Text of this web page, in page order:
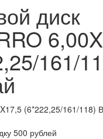
диск
161/
500 рублей